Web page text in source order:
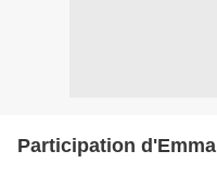
Participation d'Emma